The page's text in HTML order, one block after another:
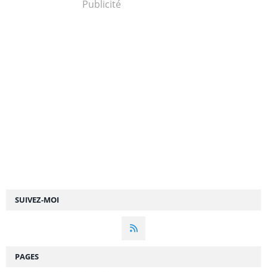
SUIVEZ-MOI
Publicité
PAGES